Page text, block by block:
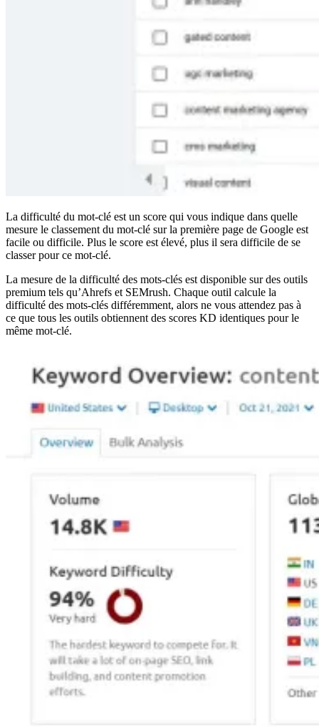
La difficulté du mot-clé est un score qui vous indique dans quelle
mesure le classement du mot-clé sur la première page de Google est
facile ou difficile. Plus le score est élevé, plus il sera difficile de se
classer pour ce mot-clé.
La mesure de la difficulté des mots-clés est disponible sur des outils
premium tels qu’Ahrefs et SEMrush. Chaque outil calcule la
difficulté des mots-clés différemment, alors ne vous attendez pas à
ce que tous les outils obtiennent des scores KD identiques pour le
même mot-clé.